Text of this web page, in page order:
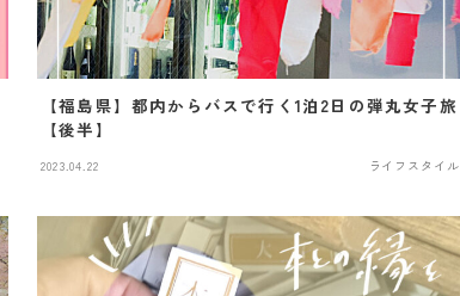
【福島県】都内からバスで行く1泊2日の弾丸女子旅
【後半】
2023.04.22 ライフスタイル